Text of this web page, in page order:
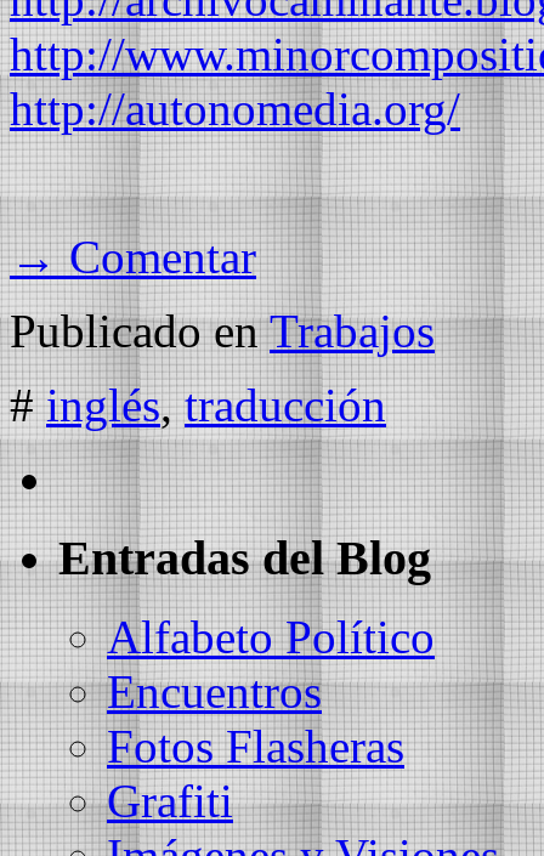
http://
http://autonomedia.org/
→ Comentar
Publicado en Trabajos
# inglés,traducción
Entradas del Blog
Alfabeto Político
Encuentros
Fotos Flasheras
Grafiti